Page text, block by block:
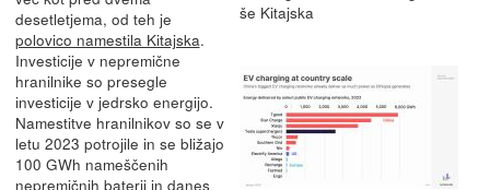
še Kitajska
desetletjema, od teh je
polovico namestila Kitajska.
Investicije v nepremične
hranilnike so presegle
investicije v jedrsko energijo.
Namestitve hranilnikov so se v
letu 2023 potrojile in se bližajo
100 GWh nameščenih
nepremičnih baterij in danes